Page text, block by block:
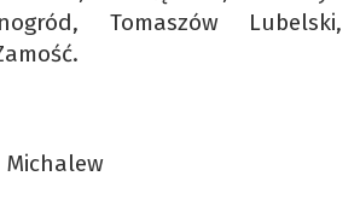
Tomaszów Lubelski,
Michalew